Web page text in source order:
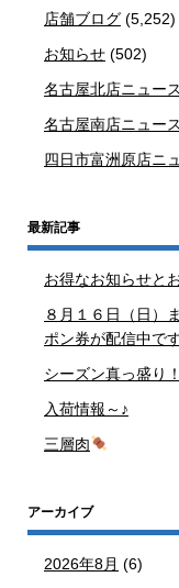
店舗ブログ (5,252)
お知らせ (502)
名古屋北店ニュース
名古屋南店ニュース
四日市富洲原店ニ
最新記事
お得なお知らせと
８月１６日（日）
ポン券が配信中で
シーズン真っ盛り
入荷情報～♪
三層肉
アーカイブ
2026年8月 (6)